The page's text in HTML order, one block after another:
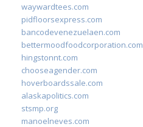
waywardtees.com
pidfloorsexpress.com
bancodevenezuelaen.com
bettermoodfoodcorporation.com
hingstonnt.com
chooseagender.com
hoverboardssale.com
alaskapolitics.com
stsmp.org
manoelneves.com